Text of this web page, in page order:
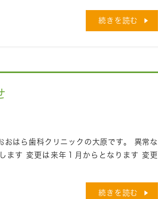
続きを読む
ら歯科クリニックの大原です。 異常な
ます 変更は来年１月からとなります 変更
続きを読む